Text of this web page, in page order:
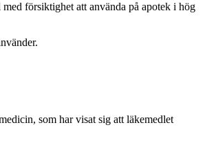
försiktighet att använda på apotek i hög
som har visat sig att läkemedlet